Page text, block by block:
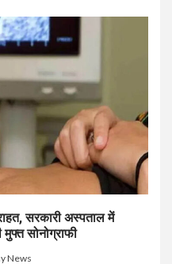
सरकारी अस्पताल में
मुफ्त सोनोग्राफी
News